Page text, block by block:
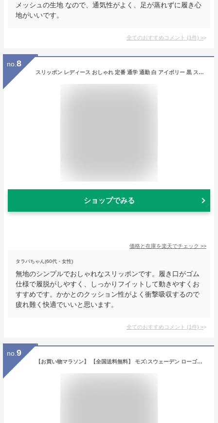
メッシュの生地 なので、通気性がよく、足が蒸れずに履き心
地がいいです。
全てのおすすめコメント (1件) >
no. 8
スリッポン レディース おしゃれ 定番 通学 通勤 白 アイボリー 黒 スニーカー 靴 シューズ slip-on スリップオン 無地 シンプル 大人 かわいい 紐なし ヒモなし 履きやすい ローカット ぺたんこ ローヒール
ショップでみる
価格と在庫を楽天でチェック >>
タラバちゃん(60代・女性)
無地のシンプルでおしゃれなスリッポンです。履き口がゴム
仕様で履脱がしやすく、しっかりフイットして動きやすくお
すすめです。かかとのクッション性がよく衝撃吸収するので
疲れ難く快適でいいと思います。
全てのおすすめコメント (1件) >
no. 9
【お買い物マラソン】 【全国送料無料】 モズ:スウェーデン ローゴン スリッポン レディース ニット 4600 4253 MOZ:SWEDEN LAGOM スポーティ ジム ゴム紐シューレース